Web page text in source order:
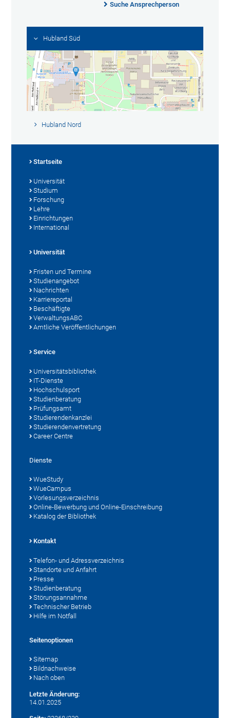
Suche Ansprechperson
Hubland Süd
Hubland Nord
Startseite
Universität
Studium
Forschung
Lehre
Einrichtungen
International
Universität
Fristen und Termine
Studienangebot
Nachrichten
Karriereportal
Beschäftigte
VerwaltungsABC
Amtliche Veröffentlichungen
Service
Universitätsbibliothek
IT-Dienste
Hochschulsport
Studienberatung
Prüfungsamt
Studierendenkanzlei
Studierendenvertretung
Career Centre
Dienste
WueStudy
WueCampus
Vorlesungsverzeichnis
Online-Bewerbung und Online-Einschreibung
Katalog der Bibliothek
Kontakt
Telefon- und Adressverzeichnis
Standorte und Anfahrt
Presse
Studienberatung
Störungsannahme
Technischer Betrieb
Hilfe im Notfall
Seitenoptionen
Sitemap
Bildnachweise
Nach oben
Letzte Änderung:
14.01.2025